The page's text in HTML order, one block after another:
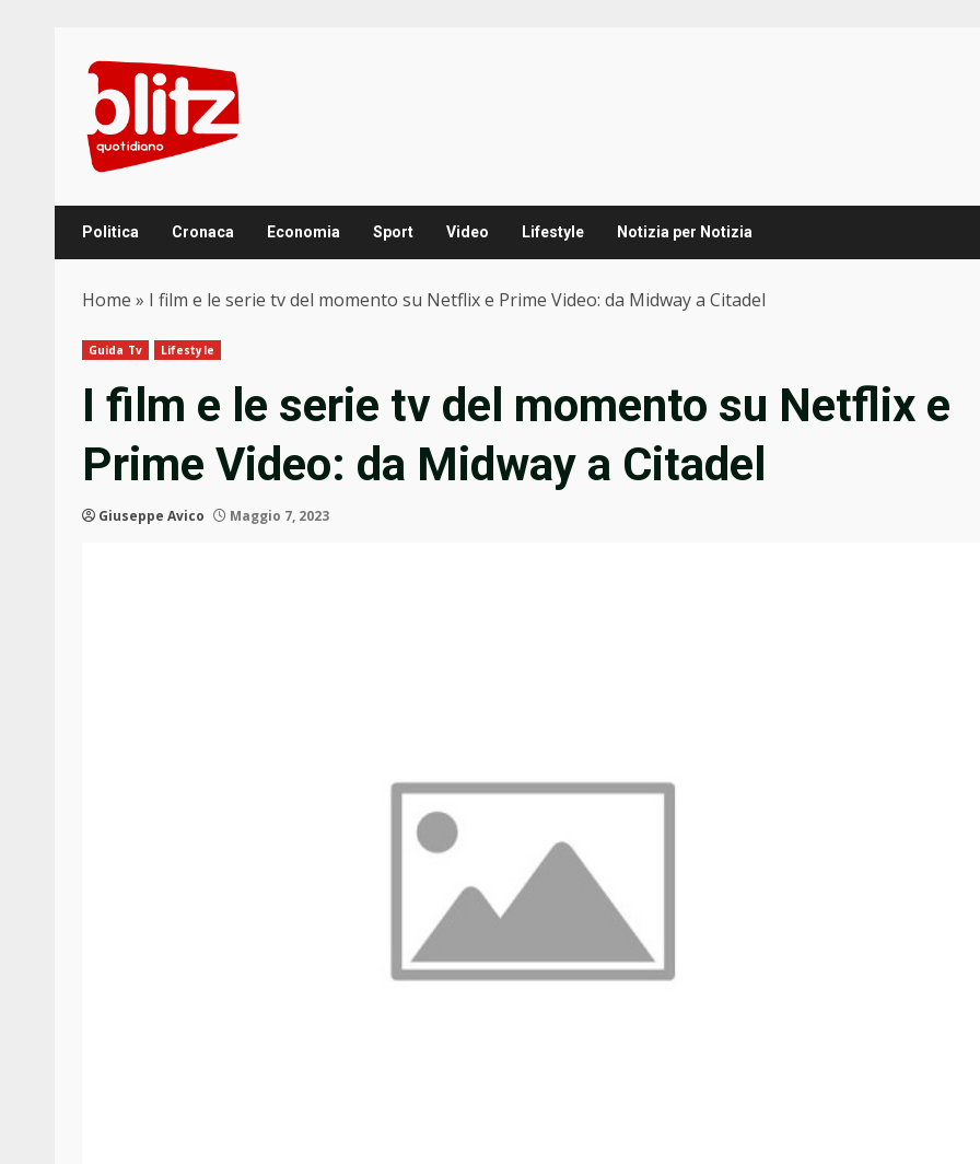
content
Politica Cronaca Economia Sport Video Lifestyle Notizia per Notizia
Home » I film e le serie tv del momento su Netflix e Prime Video: da Midway a Citadel
Guida Tv Lifestyle
I film e le serie tv del momento su Netflix e
Prime Video: da Midway a Citadel
Giuseppe Avico Maggio 7, 2023